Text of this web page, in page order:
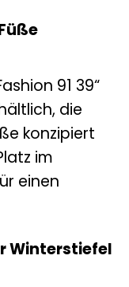
91 39“
die
konzipiert
im
einen
Winterstiefel